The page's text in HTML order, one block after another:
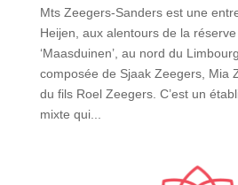
Mts Zeegers-Sanders est une
Heijen, aux alentours de la
‘Maasduinen’, au nord du
composée de Sjaak Zeegers, Mia
du fils Roel Zeegers. C’est un
mixte qui...